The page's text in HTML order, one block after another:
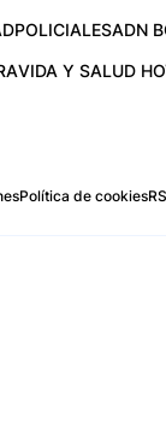
POLICIALESADN
VIDA Y SALUD
Política de cookies